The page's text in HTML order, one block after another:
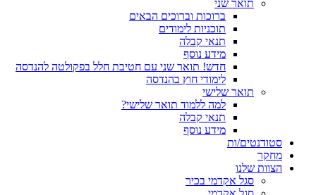
תואר שני
ברוכות וברוכים הבאים
תוכניות לימודים
תנאי קבלה
מידע נוסף
חדש! תואר שני עם חטיבת חלל בפקולטה להנדסה
לימודי חוץ בהנדסה
תואר שלישי
למה ללמוד תואר שלישי?
תנאי קבלה
מידע נוסף
סטודנטים/ות
מחקר
הצוות שלנו
סגל אקדמי בכיר